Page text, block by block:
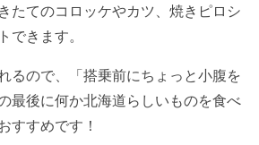
たてのコロッケやカツ、焼きピロシ
できます。
るので、「搭乗前にちょっと小腹を
最後に何か北海道らしいものを食べ
すすめです！